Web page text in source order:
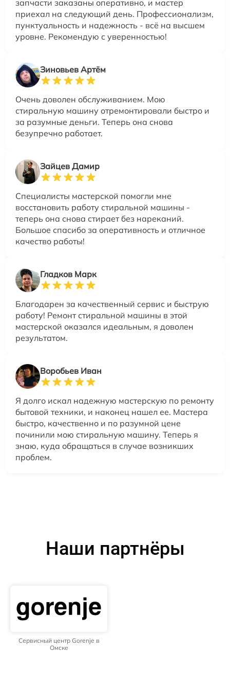
запчасти заказаны оперативно, и мастер
приехал на следующий день. Профессионализм,
пунктуальность и надежность - всё на высшем
уровне. Рекомендую с уверенностью!
Зиновьев Артём
Очень доволен обслуживанием. Мою
стиральную машину отремонтировали быстро и
за разумные деньги. Теперь она снова
безупречно работает.
Зайцев Дамир
Специалисты мастерской помогли мне
восстановить работу стиральной машины -
теперь она снова стирает без нареканий.
Большое спасибо за оперативность и отличное
качество работы!
Гладков Марк
Благодарен за качественный сервис и быструю
работу! Ремонт стиральной машины в этой
мастерской оказался идеальным, я доволен
результатом.
Воробьев Иван
Я долго искал надежную мастерскую по ремонту
бытовой техники, и наконец нашел ее. Мастера
быстро, качественно и по разумной цене
починили мою стиральную машину. Теперь я
знаю, куда обращаться в случае возникших
проблем.
Наши партнёры
Сервисный центр Gorenje в
Омске